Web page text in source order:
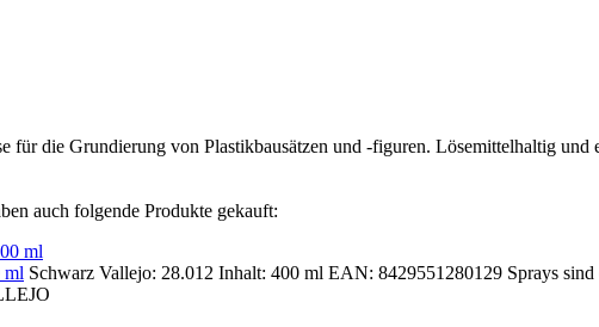
für die Grundierung von Plastikbausätzen und -figuren. Lösemittelhaltig
auch folgende Produkte gekauft:
ml Schwarz Vallejo: 28.012 Inhalt: 400 ml EAN: 8429551280129 Sprays